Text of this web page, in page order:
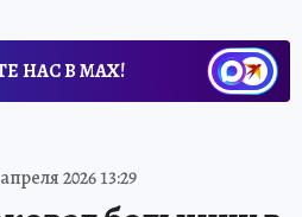
НАС В МАХ!
2026 13:29